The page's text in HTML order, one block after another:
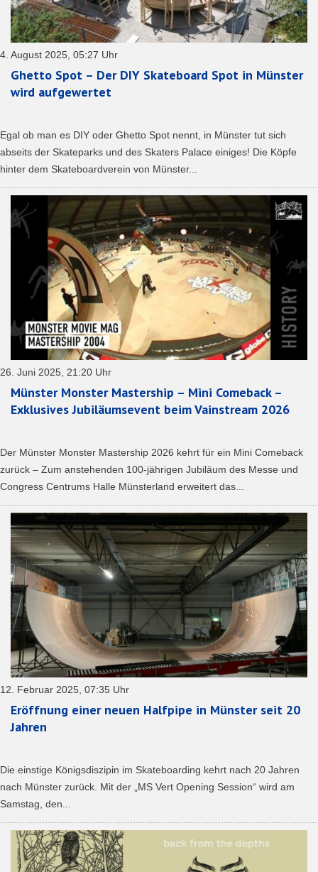
4. August 2025, 05:27 Uhr
Ghetto Spot – Der DIY Skateboard Spot in Münster
wird aufgewertet
Egal ob man es DIY oder Ghetto Spot nennt, in Münster tut sich
abseits der Skateparks und des Skaters Palace einiges! Die Köpfe
hinter dem Skateboardverein von Münster...
26. Juni 2025, 21:20 Uhr
Münster Monster Mastership – Mini Comeback –
Exklusives Jubiläumsevent beim Vainstream 2026
Der Münster Monster Mastership 2026 kehrt für ein Mini Comeback
zurück – Zum anstehenden 100-jährigen Jubiläum des Messe und
Congress Centrums Halle Münsterland erweitert das...
12. Februar 2025, 07:35 Uhr
Eröffnung einer neuen Halfpipe in Münster seit 20
Jahren
Die einstige Königsdiszipin im Skateboarding kehrt nach 20 Jahren
nach Münster zurück. Mit der „MS Vert Opening Session“ wird am
Samstag, den...